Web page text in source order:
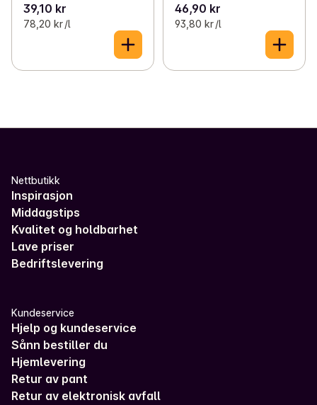
39,10 kr
78,20 kr /l
46,90 kr
93,80 kr /l
Nettbutikk
Inspirasjon
Middagstips
Kvalitet og holdbarhet
Lave priser
Bedriftslevering
Kundeservice
Hjelp og kundeservice
Sånn bestiller du
Hjemlevering
Retur av pant
Retur av elektronisk avfall